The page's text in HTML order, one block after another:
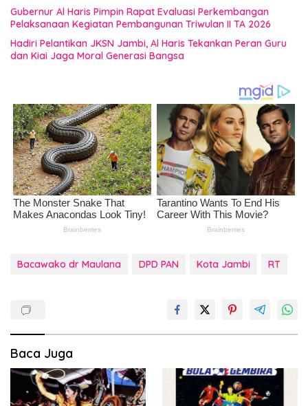
Gubernur Al Haris Pimpin Rapat Evaluasi Perkembangan
Pelaksanaan Kegiatan Pembangunan Triwulan II TA 2026
Hadiri Pelantikan JKSN Jambi, Al Haris Tekankan Peran Guru
dan Kiai Jaga Moral Generasi Bangsa
Bacawako dr Maulana DPD PAN Kota Jambi RT
Baca Juga